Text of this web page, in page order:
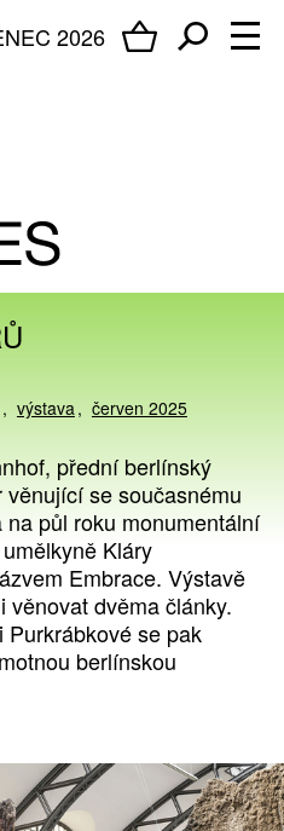
2026
výstava červen 2025
přední berlínský
se současnému
půl roku monumentální
Kláry
Embrace. Výstavě
věnovat dvěma články.
Purkrábkové se pak
berlínskou